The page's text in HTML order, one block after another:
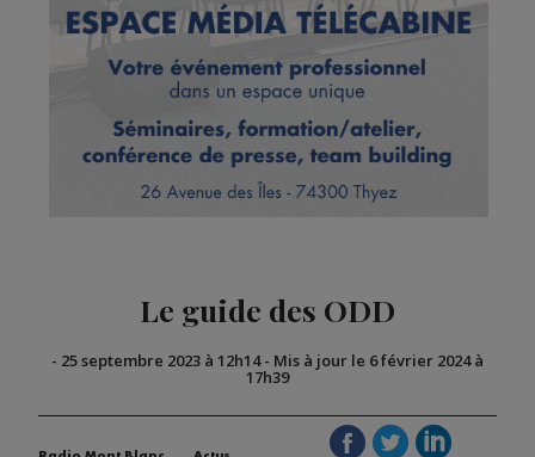
Le guide des ODD
- 25 septembre 2023 à 12h14- Mis à jour le 6 février 2024 à
17h39